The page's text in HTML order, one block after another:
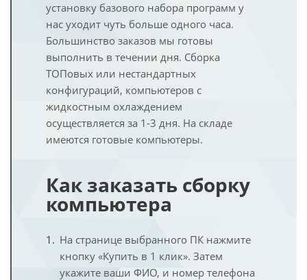
установку базового набора программ у
нас уходит чуть больше одного часа.
Большинство заказов мы готовы
выполнить в течении дня. Сборка
ТОПовых или нестандартных
конфигураций, компьютеров с
жидкостным охлаждением
осуществляется за 1-3 дня. На складе
имеются готовые компьютеры.
Как заказать сборку
компьютера
На странице выбранного ПК нажмите
кнопку «Купить в 1 клик». Затем
укажите ваши ФИО, и номер телефона